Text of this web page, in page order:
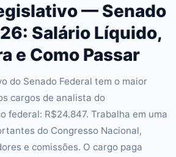
— Senado
Salário Líquido,
e Como Passar
do Senado Federal tem o maior
cargos de analista do
federal: R$24.847. Trabalha em uma
do Congresso Nacional,
e comissões. O cargo paga